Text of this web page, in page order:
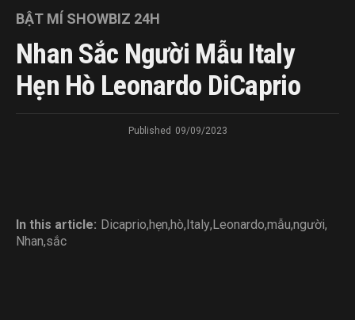
BẬT MÍ SHOWBIZ 24H
Nhan Sắc Người Mẫu Italy
Hẹn Hò Leonardo DiCaprio
Published 09/09/2023
In this article: Dicaprio,hẹn,hò,Italy,Leonardo,mẫu,người,
Nhan,sắc